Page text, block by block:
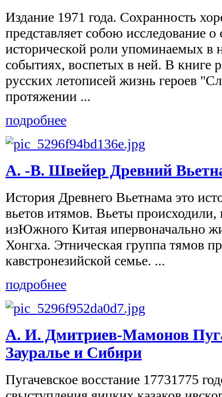
Издание 1971 года. Сохранность
представляет собою исследование
исторической роли упоминаемых в
событиях, воспетых в ней. В книге
русских летописей жизнь героев
протяжении ...
подробнее
А. -В. Швейер Древний
История Древнего Вьетнама это
вьетов итямов. Вьеты происходили,
изЮжного Китая ипервоначально
Хонгха. Этническая группа тямов
кавстронезийской семье. ...
подробнее
А. И. Дмитриев-Мамонов
Зауралье и Сибири
Пугачевское восстание 17731775